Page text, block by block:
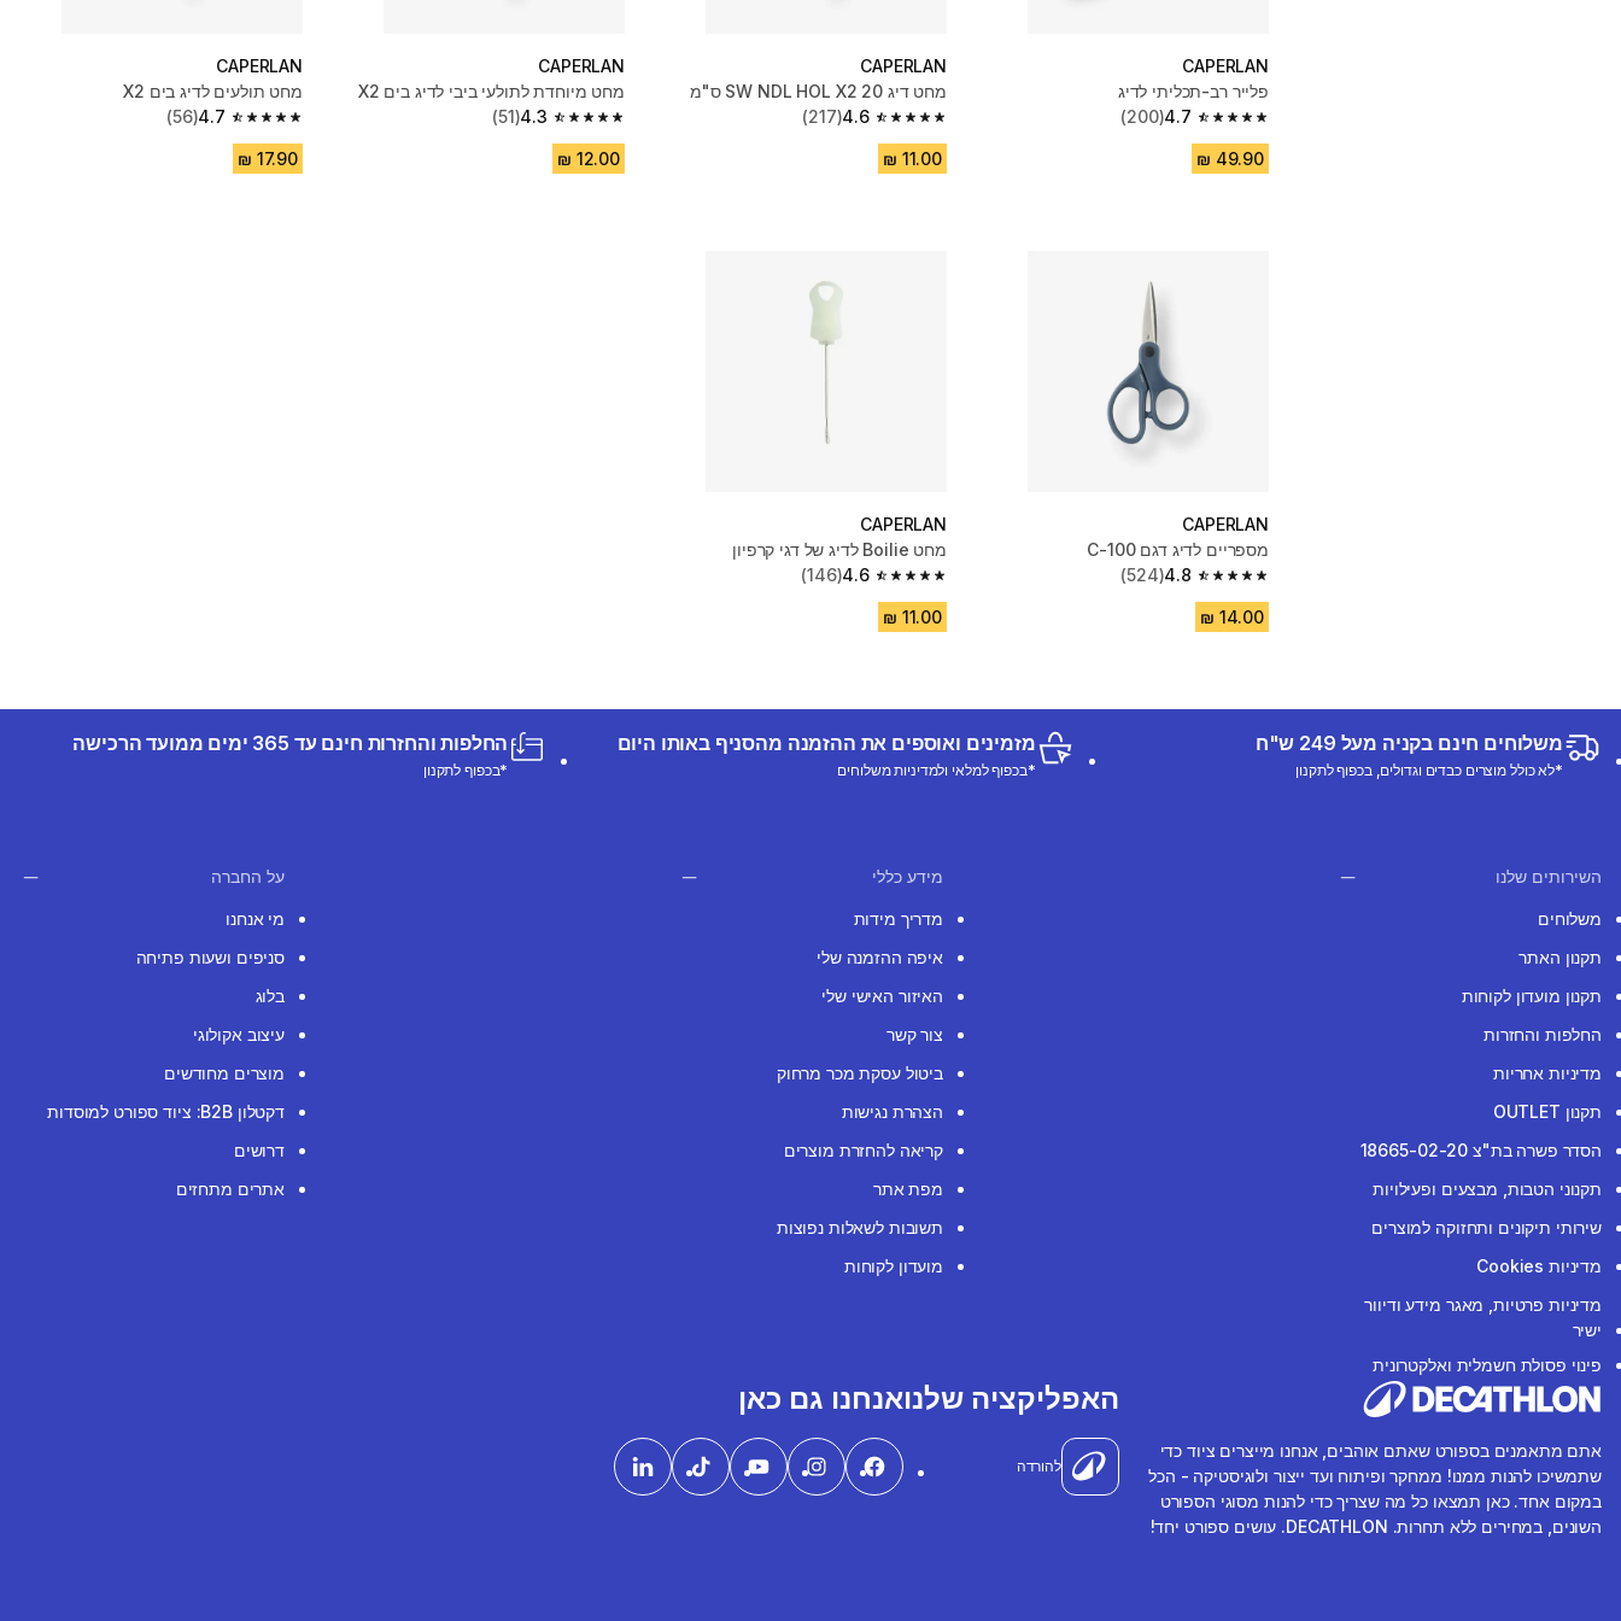
CAPERLAN
פלייר רב-תכליתי לדיג
4.7
4.7 out of 5 stars from 200 reviews
(200)
CAPERLAN
מחט דיג SW NDL HOL X2 20 ס"מ
4.6
4.6 out of 5 stars from 217 reviews
(217)
CAPERLAN
מחט מיוחדת לתולעי ביבי לדיג בים X2
4.3
4.3 out of 5 stars from 51 reviews
(51)
CAPERLAN
מחט תולעים לדיג בים X2
4.7
4.7 out of 5 stars from 56 reviews
(56)
CAPERLAN
מספריים לדיג דגם C-100
4.8
4.8 out of 5 stars from 524 reviews
(524)
CAPERLAN
מחט Boilie לדיג של דגי קרפיון
4.6
4.6 out of 5 stars from 146 reviews
(146)
משלוחים חינם בקניה מעל 249 ש"ח
*לא כולל מוצרים כבדים וגדולים, בכפוף לתקנון
מזמינים ואוספים את ההזמנה מהסניף באותו היום
*בכפוף למלאי ולמדיניות משלוחים
החלפות והחזרות חינם עד 365 ימים ממועד הרכישה
*בכפוף לתקנון
השירותים שלנו
משלוחים
תקנון האתר
תקנון מועדון לקוחות
החלפות והחזרות
מדיניות אחריות
תקנון OUTLET
הסדר פשרה בת"צ 18665-02-20
תקנוני הטבות, מבצעים ופעילויות
שירותי תיקונים ותחזוקה למוצרים
מדיניות Cookies
מדיניות פרטיות, מאגר מידע ודיוור
ישיר
פינוי פסולת חשמלית ואלקטרונית
מידע כללי
מדריך מידות
איפה ההזמנה שלי
האיזור האישי שלי
צור קשר
ביטול עסקת מכר מרחוק
הצהרת נגישות
קריאה להחזרת מוצרים
מפת אתר
תשובות לשאלות נפוצות
מועדון לקוחות
על החברה
מי אנחנו
סניפים ושעות פתיחה
בלוג
עיצוב אקולוגי
מוצרים מחודשים
דקטלון B2B: ציוד ספורט למוסדות
דרושים
אתרים מתחזים
אתם מתאמנים בספורט שאתם אוהבים, אנחנו מייצרים ציוד כדי
שתמשיכו להנות ממנו! ממחקר ופיתוח ועד ייצור ולוגיסטיקה - הכל
במקום אחד. כאן תמצאו כל מה שצריך כדי להנות מסוגי הספורט
השונים, במחירים ללא תחרות. DECATHLON. עושים ספורט יחד!
האפליקציה שלנו
להורדה
אנחנו גם כאן